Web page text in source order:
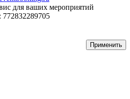
для ваших мероприятий
Применить